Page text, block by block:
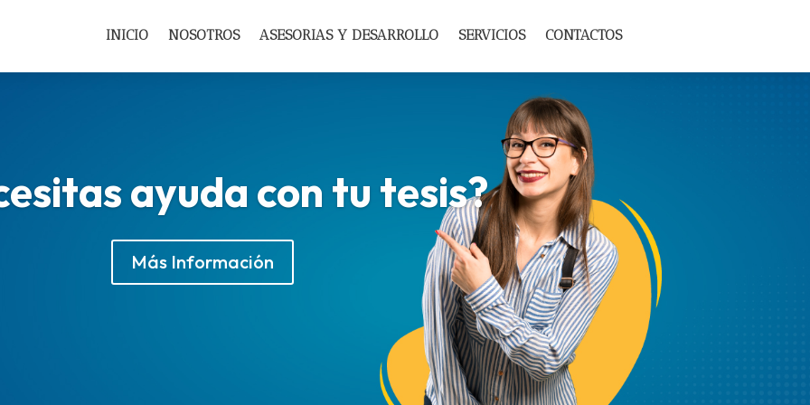
INICIO NOSOTROS ASESORIAS Y DESARROLLO SERVICIOS CONTACTOS
ayuda con tu tesis?
Más Información